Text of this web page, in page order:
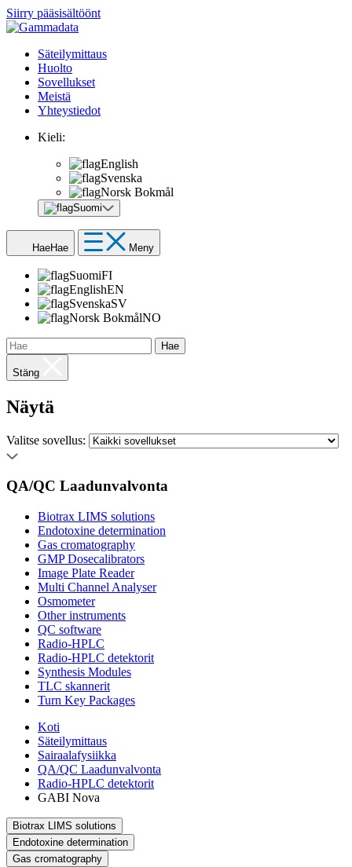
Siirry pääsisältöönt
Säteilymittaus
Huolto
Sovellukset
Meistä
Yhteystiedot
Kieli:
English
Svenska
Norsk Bokmål
Suomi
HaeHae Meny
SuomiFI
EnglishEN
SvenskaSV
Norsk BokmålNO
Hae
Stäng
Näytä
Valitse sovellus:
QA/QC Laadunvalvonta
Biotrax LIMS solutions
Endotoxine determination
Gas cromatography
GMP Dosecalibrators
Image Plate Reader
Multi Channel Analyser
Osmometer
Other instruments
QC software
Radio-HPLC
Radio-HPLC detektorit
Synthesis Modules
TLC skannerit
Turn Key Packages
Koti
Säteilymittaus
Sairaalafysiikka
QA/QC Laadunvalvonta
Radio-HPLC detektorit
GABI Nova
Biotrax LIMS solutions
Endotoxine determination
Gas cromatography